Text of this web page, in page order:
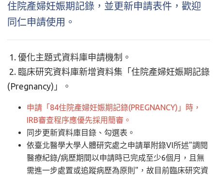
住院產婦妊娠期記錄，並更新申請表件，歡迎
同仁申請使用。
1. 優化主題式資料庫申請機制 。
2. 臨床研究資料庫新增資料集「住院產婦妊娠期記錄
(Pregnancy)」。
申請「84住院產婦妊娠期記錄(PREGNANCY)」時，
IRB審查程序應優先採用簡審。
同步更新資料庫目錄、勾選表。
依臺北醫學大學人體研究處之申請單附錄VI所述"調閱
醫療紀錄/病歷期間以申請時已完成至少6個月，且無
需進一步處置或追蹤病歷為原則"，故目前臨床研究資